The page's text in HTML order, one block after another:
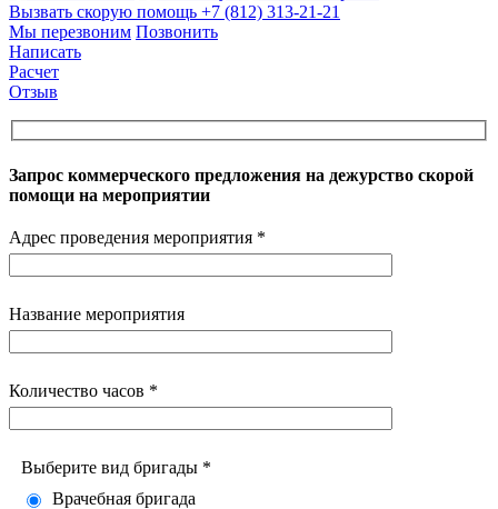
Вызвать скорую помощь +7 (812) 313-21-21
Мы перезвоним Позвонить
Написать
Расчет
Отзыв
Запрос коммерческого предложения на дежурство скорой
помощи на мероприятии
Адрес проведения мероприятия *
Название мероприятия
Количество часов *
Выберите вид бригады *
Врачебная бригада